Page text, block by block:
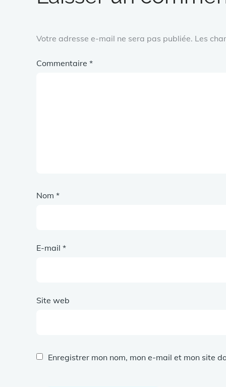
Votre adresse e-mail ne sera pas publiée. Les
Commentaire *
Nom *
E-mail *
Site web
Enregistrer mon nom, mon e-mail et mon site